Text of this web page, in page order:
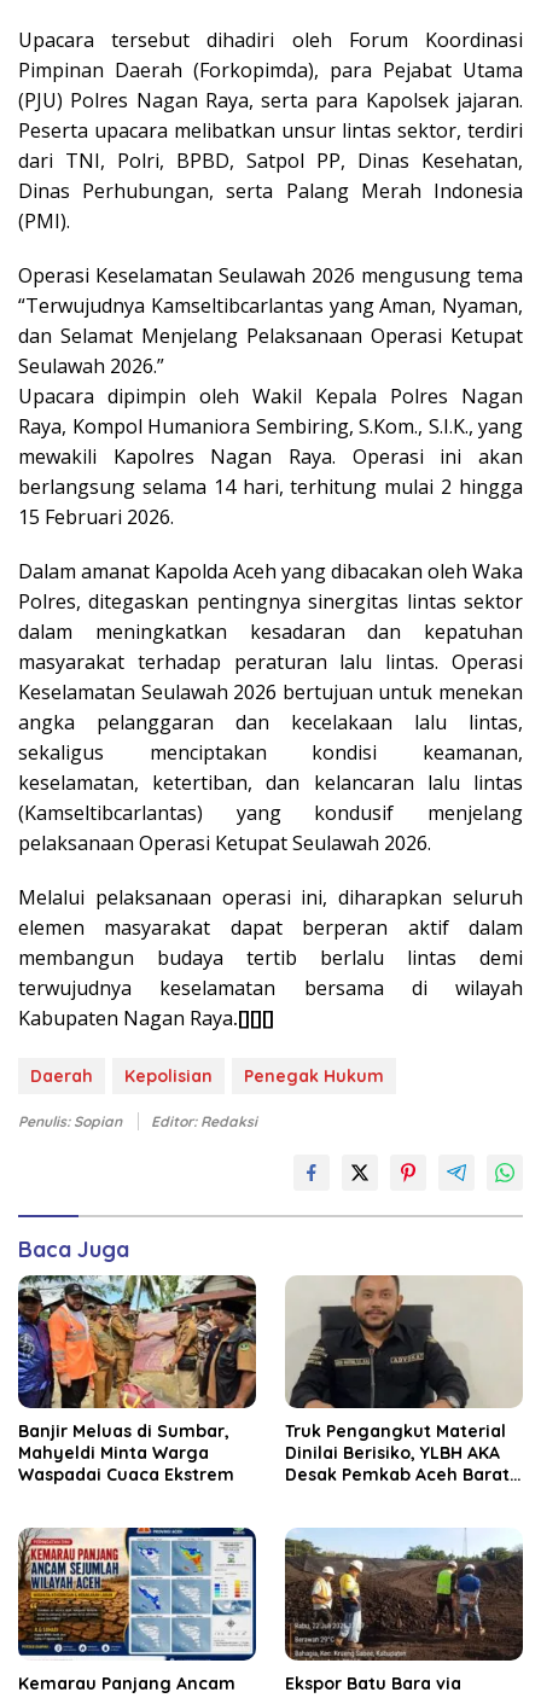
Upacara tersebut dihadiri oleh Forum Koordinasi
Pimpinan Daerah (Forkopimda), para Pejabat Utama
(PJU) Polres Nagan Raya, serta para Kapolsek jajaran.
Peserta upacara melibatkan unsur lintas sektor, terdiri
dari TNI, Polri, BPBD, Satpol PP, Dinas Kesehatan,
Dinas Perhubungan, serta Palang Merah Indonesia
(PMI).
Operasi Keselamatan Seulawah 2026 mengusung tema
“Terwujudnya Kamseltibcarlantas yang Aman, Nyaman,
dan Selamat Menjelang Pelaksanaan Operasi Ketupat
Seulawah 2026.”
Upacara dipimpin oleh Wakil Kepala Polres Nagan
Raya, Kompol Humaniora Sembiring, S.Kom., S.I.K., yang
mewakili Kapolres Nagan Raya. Operasi ini akan
berlangsung selama 14 hari, terhitung mulai 2 hingga
15 Februari 2026.
Dalam amanat Kapolda Aceh yang dibacakan oleh Waka
Polres, ditegaskan pentingnya sinergitas lintas sektor
dalam meningkatkan kesadaran dan kepatuhan
masyarakat terhadap peraturan lalu lintas. Operasi
Keselamatan Seulawah 2026 bertujuan untuk menekan
angka pelanggaran dan kecelakaan lalu lintas,
sekaligus menciptakan kondisi keamanan,
keselamatan, ketertiban, dan kelancaran lalu lintas
(Kamseltibcarlantas) yang kondusif menjelang
pelaksanaan Operasi Ketupat Seulawah 2026.
Melalui pelaksanaan operasi ini, diharapkan seluruh
elemen masyarakat dapat berperan aktif dalam
membangun budaya tertib berlalu lintas demi
terwujudnya keselamatan bersama di wilayah
Kabupaten Nagan Raya.[][][]
Daerah Kepolisian Penegak Hukum
Penulis: Sopian Editor: Redaksi
Baca Juga
Banjir Meluas di Sumbar,
Mahyeldi Minta Warga
Waspadai Cuaca Ekstrem
Truk Pengangkut Material
Dinilai Berisiko, YLBH AKA
Desak Pemkab Aceh Barat
Kemarau Panjang Ancam
‎Ekspor Batu Bara via